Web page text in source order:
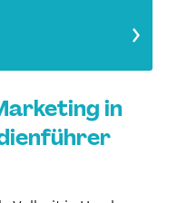
in